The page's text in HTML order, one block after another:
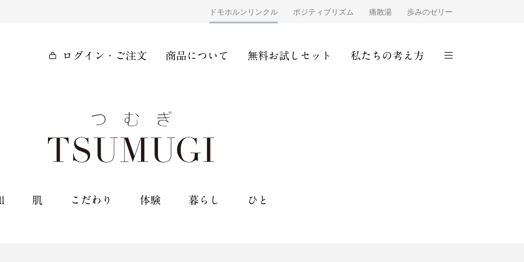
ドモホルンリンクル ポジティブリズム 痛散湯 歩みのゼリー
ログイン・ご注文 商品について 無料お試しセット 私たちの考え方
肌 こだわり 体験 暮らし ひと